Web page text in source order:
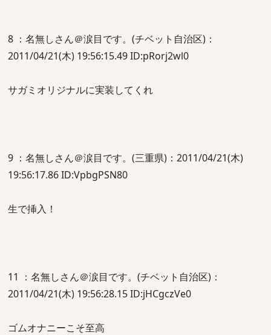
8 ：名無しさん＠涙目です。(チベット自治区)：
2011/04/21(木) 19:56:15.49 ID:pRorj2wl0
サガミオリジナルに実装してくれ
9 ：名無しさん＠涙目です。(三重県)：2011/04/21(木)
19:56:17.86 ID:VpbgPSN80
生で挿入！
11 ：名無しさん＠涙目です。(チベット自治区)：
2011/04/21(木) 19:56:28.15 ID:jHCgczVe0
ゴムオナニーこそ至高